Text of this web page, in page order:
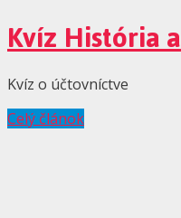
Kvíz História
Kvíz o účtovníctve
Celý článok